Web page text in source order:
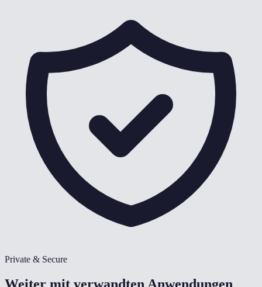
Private & Secure